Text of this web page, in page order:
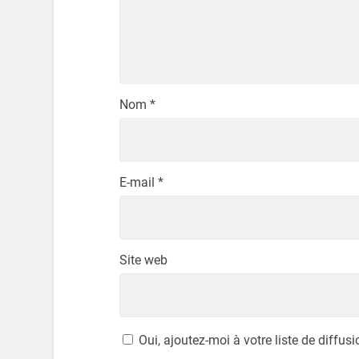
Nom *
E-mail *
Site web
Oui, ajoutez-moi à votre liste de